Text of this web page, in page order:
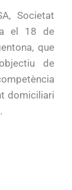
Societat
el 18 de
que
de
domiciliari